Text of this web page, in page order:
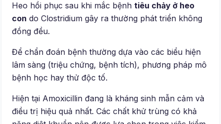
Heo hồi phục sau khi mắc bệnhtiêu chảy ở heo
con do Clostridium gây ra thường phát triển không
đồng đều.
Để chẩn đoán bệnh thường dựa vào các biểu hiện
lâm sàng (triệu chứng, bệnh tích), phương pháp mô
bệnh học hay thử độc tố.
Hiện tại Amoxicillin đang là kháng sinh mẫn cảm và
điều trị hiệu quả nhất. Các chất khử trùng có khả